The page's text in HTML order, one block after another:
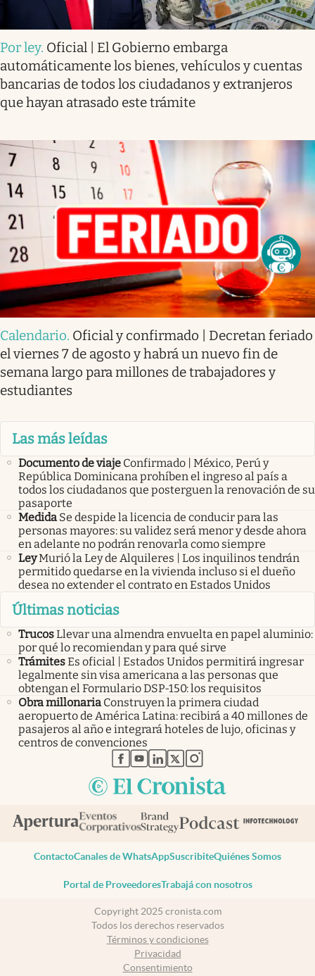
Por ley. Oficial | El Gobierno embarga
automáticamente los bienes, vehículos y cuentas
bancarias de todos los ciudadanos y extranjeros
que hayan atrasado este trámite
Calendario. Oficial y confirmado | Decretan feriado
el viernes 7 de agosto y habrá un nuevo fin de
semana largo para millones de trabajadores y
estudiantes
Las más leídas
Documento de viaje Confirmado | México, Perú y
República Dominicana prohíben el ingreso al país a
todos los ciudadanos que posterguen la renovación de su
pasaporte
Medida Se despide la licencia de conducir para las
personas mayores: su validez será menor y desde ahora
en adelante no podrán renovarla como siempre
LeyMurió la Ley de Alquileres | Los inquilinos tendrán
permitido quedarse en la vivienda incluso si el dueño
desea no extender el contrato en Estados Unidos
Últimas noticias
TrucosLlevar una almendra envuelta en papel aluminio:
por qué lo recomiendan y para qué sirve
TrámitesEs oficial | Estados Unidos permitirá ingresar
legalmente sin visa americana a las personas que
obtengan el Formulario DSP-150: los requisitos
Obra millonaria Construyen la primera ciudad
aeropuerto de América Latina: recibirá a 40 millones de
pasajeros al año e integrará hoteles de lujo, oficinas y
centros de convenciones
abre en nueva pestaña
abre en nueva pestaña
abre en nueva pestaña
abre en nueva pestaña
abre en nueva pestaña
ContactoCanales de WhatsAppSuscribiteQuiénes Somos
Portal de ProveedoresTrabajá con nosotros
Copyright 2025 cronista.com
Todos los derechos reservados
Términos y condiciones
Privacidad
Consentimiento